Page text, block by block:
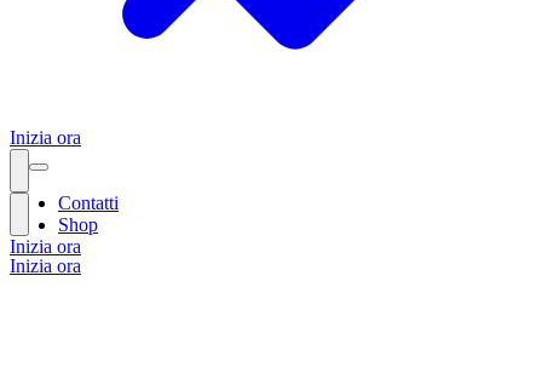
Inizia ora
Inizia ora
Contatti
Shop
Inizia ora